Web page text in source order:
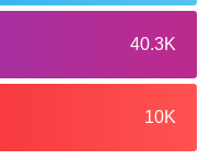
40.3K
10K